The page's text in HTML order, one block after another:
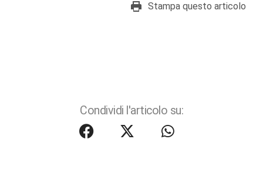
Stampa questo articolo
Condividi l'articolo su: